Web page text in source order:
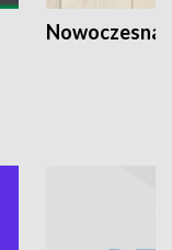
Nowoczesna